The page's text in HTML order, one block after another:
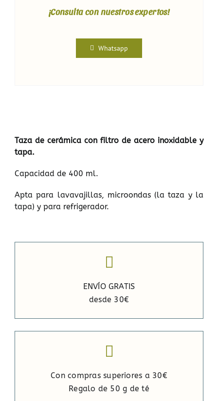
¡Consulta con nuestros expertos!
Whatsapp
Taza de cerámica con filtro de acero inoxidable y
tapa.
Capacidad de 400 ml.
Apta para lavavajillas, microondas (la taza y la
tapa) y para refrigerador.
ENVÍO GRATIS
desde 30€
Con compras superiores a 30€
Regalo de 50 g de té